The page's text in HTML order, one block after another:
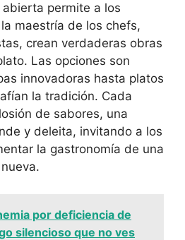
permite a los
maestría de los chefs,
crean verdaderas obras
Las opciones son
innovadoras hasta platos
la tradición. Cada
de sabores, una
y deleita, invitando a los
la gastronomía de una
por deficiencia de
silencioso que no ves